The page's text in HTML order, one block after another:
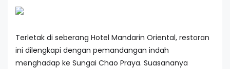
Terletak di seberang Hotel Mandarin Oriental, restoran
ini dilengkapi dengan pemandangan indah
menghadap ke Sungai Chao Praya. Suasananya